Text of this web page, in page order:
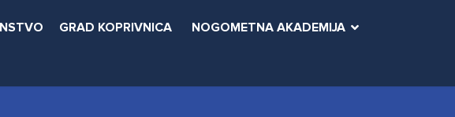
GRAD KOPRIVNICA NOGOMETNA AKADEMIJA